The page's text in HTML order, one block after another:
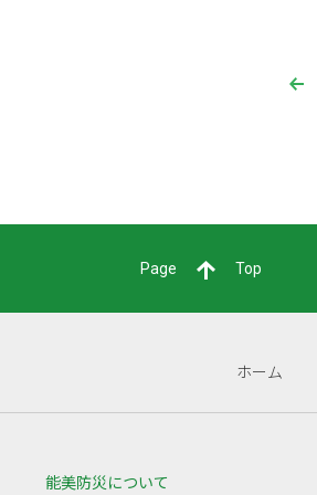
Page Top
ホーム
能美防災について